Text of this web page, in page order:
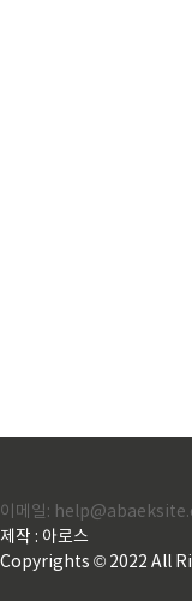
이메일:
제작 : 아로스
Copyrights © 2022 All